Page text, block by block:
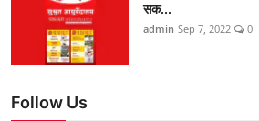
सक...
admin Sep 7, 2022 0
Follow Us